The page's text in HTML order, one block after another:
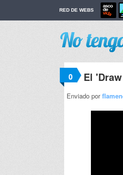
RED DE WEBS
0 El
Enviado por